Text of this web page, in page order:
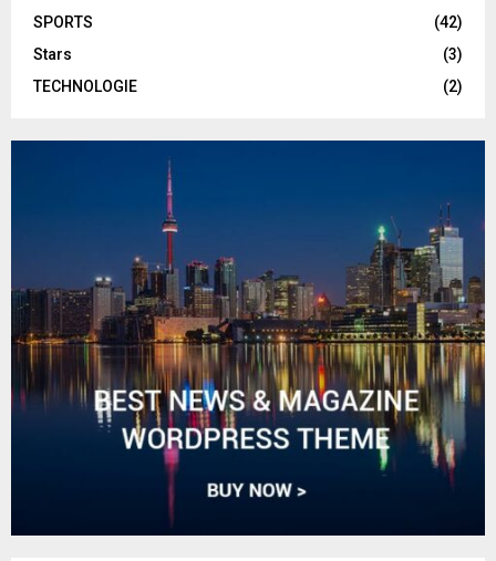
SPORTS
(42)
Stars
(3)
TECHNOLOGIE
(2)